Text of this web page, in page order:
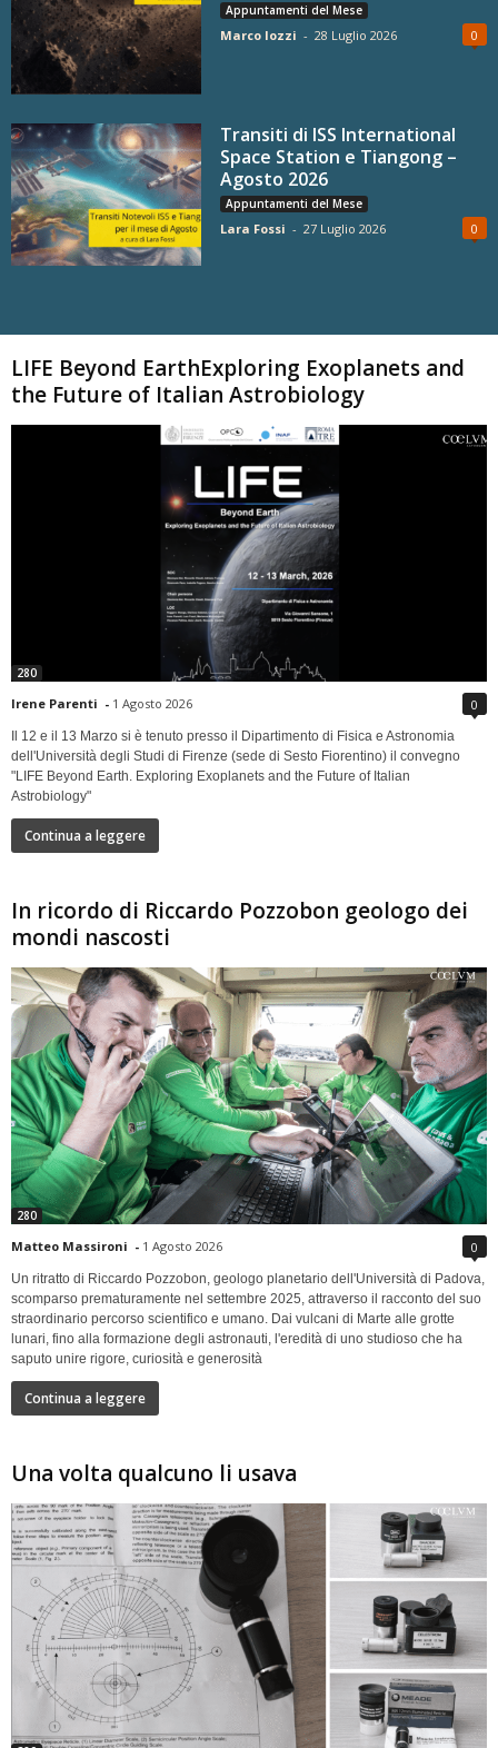
Appuntamenti del Mese
Marco Iozzi - 28 Luglio 2026 0
Transiti di ISS International
Space Station e Tiangong –
Agosto 2026
Appuntamenti del Mese
Lara Fossi - 27 Luglio 2026 0
LIFE Beyond EarthExploring Exoplanets and
the Future of Italian Astrobiology
280
Irene Parenti - 1 Agosto 2026 0
Il 12 e il 13 Marzo si è tenuto presso il Dipartimento di Fisica e Astronomia
dell'Università degli Studi di Firenze (sede di Sesto Fiorentino) il convegno
"LIFE Beyond Earth. Exploring Exoplanets and the Future of Italian
Astrobiology"
Continua a leggere
In ricordo di Riccardo Pozzobon geologo dei
mondi nascosti
280
Matteo Massironi - 1 Agosto 2026 0
Un ritratto di Riccardo Pozzobon, geologo planetario dell'Università di Padova,
scomparso prematuramente nel settembre 2025, attraverso il racconto del suo
straordinario percorso scientifico e umano. Dai vulcani di Marte alle grotte
lunari, fino alla formazione degli astronauti, l'eredità di uno studioso che ha
saputo unire rigore, curiosità e generosità
Continua a leggere
Una volta qualcuno li usava